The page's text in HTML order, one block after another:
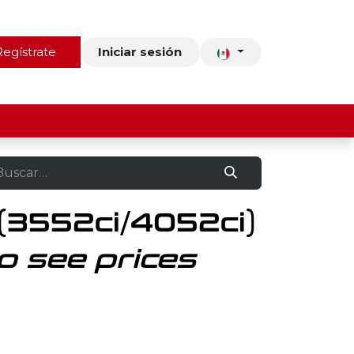
Contacto Iniciar sesión
4052ci)
see prices